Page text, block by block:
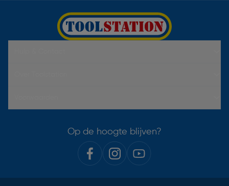
Op de hoogte blijven?